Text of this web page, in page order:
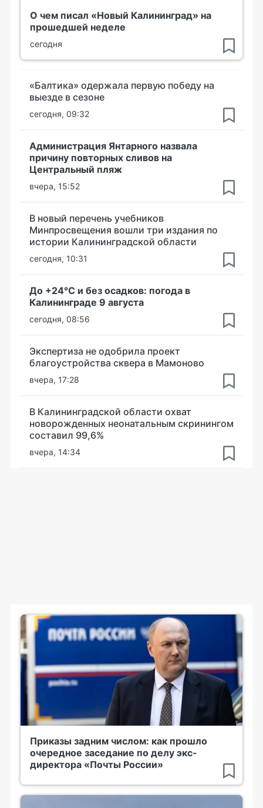
О чем писал «Новый Калининград» на
прошедшей неделе
сегодня
«Балтика» одержала первую победу на
выезде в сезоне
сегодня, 09:32
Администрация Янтарного назвала
причину повторных сливов на
Центральный пляж
вчера, 15:52
В новый перечень учебников
Минпросвещения вошли три издания по
истории Калининградской области
сегодня, 10:31
До +24°С и без осадков: погода в
Калининграде 9 августа
сегодня, 08:56
Экспертиза не одобрила проект
благоустройства сквера в Мамоново
вчера, 17:28
В Калининградской области охват
новорожденных неонатальным скринингом
составил 99,6%
вчера, 14:34
Приказы задним числом: как прошло
очередное заседание по делу экс-
директора «Почты России»